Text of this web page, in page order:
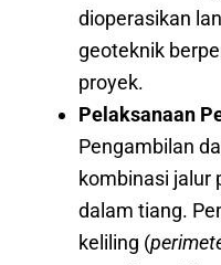
dioperasikan
geoteknik
proyek.
Pelaksanaan
Pengambilan
kombinasi jalur
dalam tiang.
keliling (